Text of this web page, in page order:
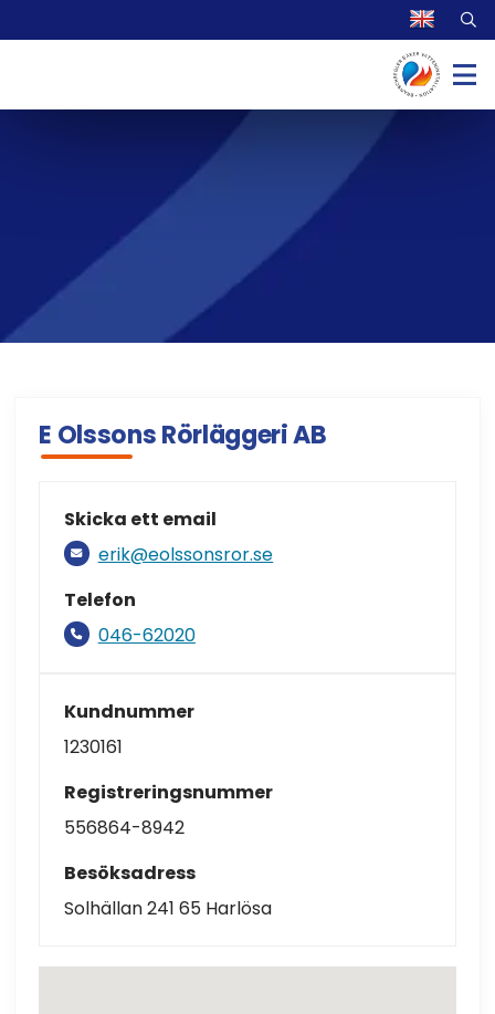
E Olssons Rörläggeri AB
Skicka ett email
erik@eolssonsror.se
Telefon
046-62020
Kundnummer
1230161
Registreringsnummer
556864-8942
Besöksadress
Solhällan 241 65 Harlösa